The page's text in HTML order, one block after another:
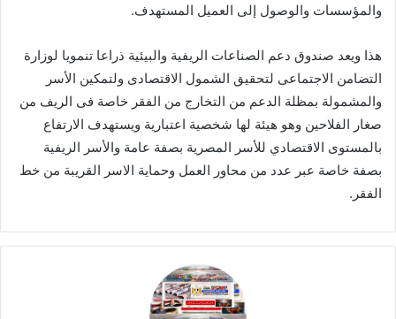
والمؤسسات والوصول إلى العميل المستهدف.
هذا ويعد صندوق دعم الصناعات الريفية والبيئية ذراعا تنمويا لوزارة
التضامن الاجتماعى لتحقيق الشمول الاقتصادى ولتمكين الأسر
والمشمولة بمظلة الدعم من التخارج من الفقر خاصة فى الريف من
صغار الفلاحين وهو هيئة لها شخصية اعتبارية ويستهدف الارتفاع
بالمستوى الاقتصادي للأسر المصرية بصفة عامة والأسر الريفية
بصفة خاصة عبر عدد من محاور العمل وحماية الاسر القريبة من خط
الفقر.